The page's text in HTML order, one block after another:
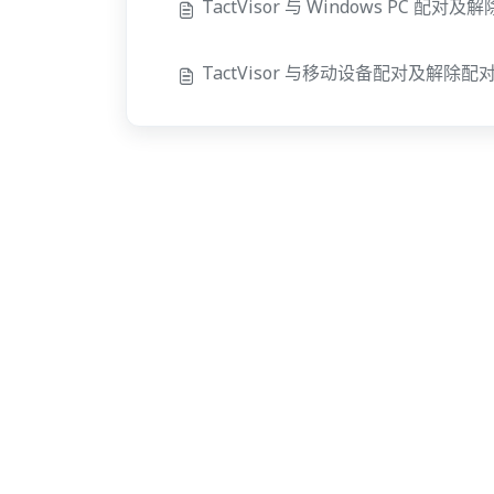
TactVisor 与 Windows PC 配对及解
TactVisor 与移动设备配对及解除配